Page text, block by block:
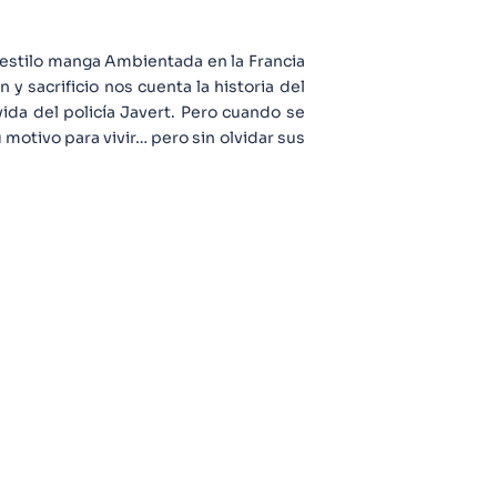
manga Ambientada en la Francia
y sacrificio nos cuenta la historia del
del policía Javert. Pero cuando se
para vivir… pero sin olvidar sus